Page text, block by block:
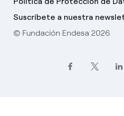
Suscríbete a nuestra
© Fundación Endesa 2026